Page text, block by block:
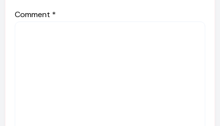
Comment *